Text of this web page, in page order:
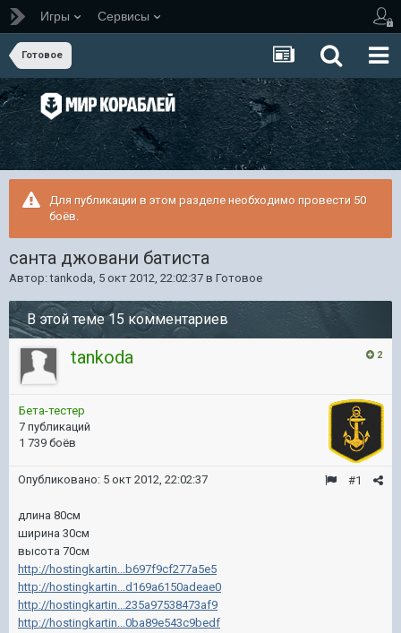
Игры Сервисы
Готовое
Для публикации в этом разделе необходимо провести 50
боёв.
санта джовани батиста
Автор:tankoda, 5 окт 2012, 22:02:37 в Готовое
В этой теме 15 комментариев
2
tankoda
Бета-тестер
7 публикаций
1 739 боёв
#1
Опубликовано: 5 окт 2012, 22:02:37
длина 80см
ширина 30см
высота 70см
http://hostingkartin...b697f9cf277a5e5
http://hostingkartin...d169a6150adeae0
http://hostingkartin...235a97538473af9
http://hostingkartin...0ba89e543c9bedf